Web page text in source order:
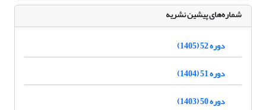
شماره‌های پیشین نشریه
دوره 52 (1405)
دوره 51 (1404)
دوره 50 (1403)